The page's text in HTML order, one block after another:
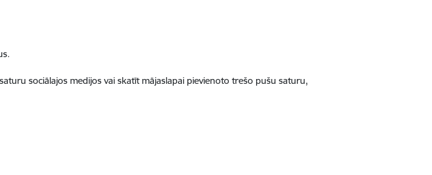
sociālajos medijos vai skatīt mājaslapai pievienoto trešo pušu saturu,